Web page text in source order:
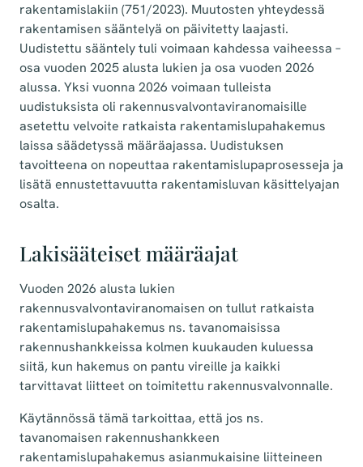
rakentamislakiin (751/2023). Muutosten yhteydessä
rakentamisen sääntelyä on päivitetty laajasti.
Uudistettu sääntely tuli voimaan kahdessa vaiheessa –
osa vuoden 2025 alusta lukien ja osa vuoden 2026
alussa. Yksi vuonna 2026 voimaan tulleista
uudistuksista oli rakennusvalvontaviranomaisille
asetettu velvoite ratkaista rakentamislupahakemus
laissa säädetyssä määräajassa. Uudistuksen
tavoitteena on nopeuttaa rakentamislupaprosesseja ja
lisätä ennustettavuutta rakentamisluvan käsittelyajan
osalta.
Lakisääteiset määräajat
Vuoden 2026 alusta lukien
rakennusvalvontaviranomaisen on tullut ratkaista
rakentamislupahakemus ns. tavanomaisissa
rakennushankkeissa kolmen kuukauden kuluessa
siitä, kun hakemus on pantu vireille ja kaikki
tarvittavat liitteet on toimitettu rakennusvalvonnalle.
Käytännössä tämä tarkoittaa, että jos ns.
tavanomaisen rakennushankkeen
rakentamislupahakemus asianmukaisine liitteineen